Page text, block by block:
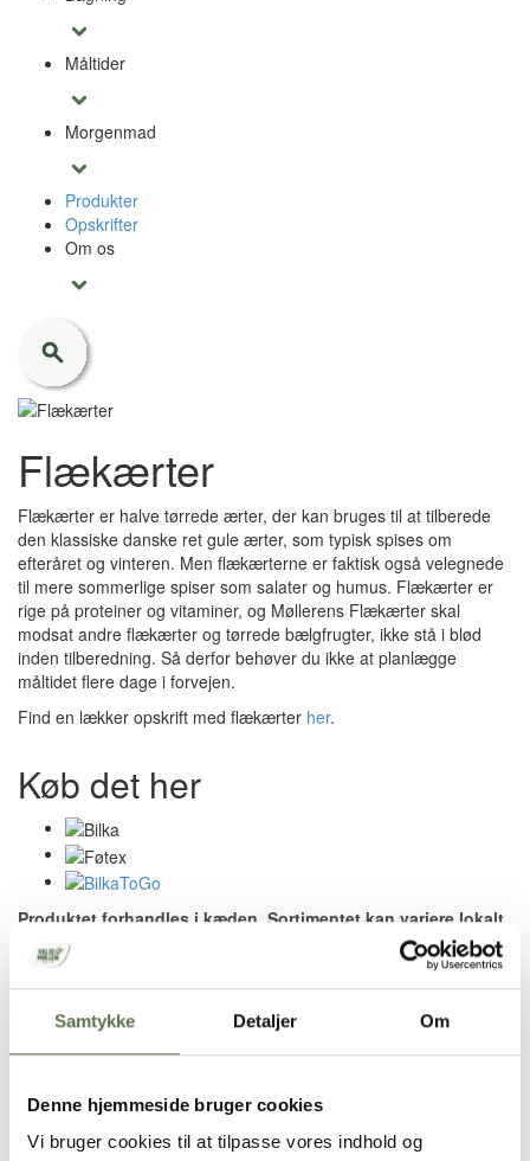
Samtykke Detaljer Om
Denne hjemmeside bruger cookies
Vi bruger cookies til at tilpasse vores indhold og
Måltider
Morgenmad
Produkter
Opskrifter
Om os
Flækærter
Flækærter er halve tørrede ærter, der kan bruges til at tilberede
den klassiske danske ret gule ærter, som typisk spises om
efteråret og vinteren. Men flækærterne er faktisk også velegnede
til mere sommerlige spiser som salater og humus. Flækærter er
rige på proteiner og vitaminer, og Møllerens Flækærter skal
modsat andre flækærter og tørrede bælgfrugter, ikke stå i blød
inden tilberedning. Så derfor behøver du ikke at planlægge
måltidet flere dage i forvejen.
Find en lækker opskrift med flækærter her.
Køb det her
Produktet forhandles i kæden. Sortimentet kan variere lokalt.
Ingredienser
Afskallede gule flækærter.
Opbevaring
Tørt, ikke for varmt og ikke sammen med stærkt lugtende varer.